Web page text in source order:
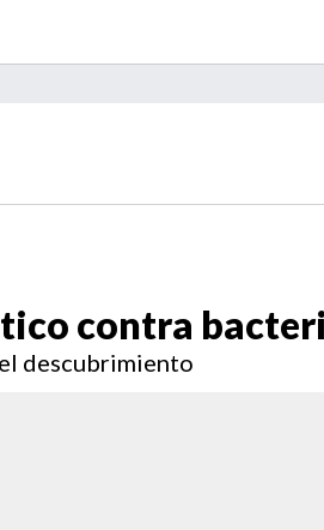
contra
descubrimiento